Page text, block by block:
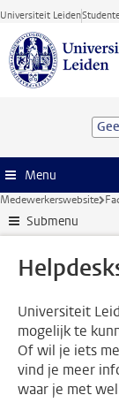
Ga direct naar
Universiteit Leiden
Menu
Medewerkerswebsite
Submenu
Universiteit
mogelijk te
Of wil je iets
vind je meer
waar je met